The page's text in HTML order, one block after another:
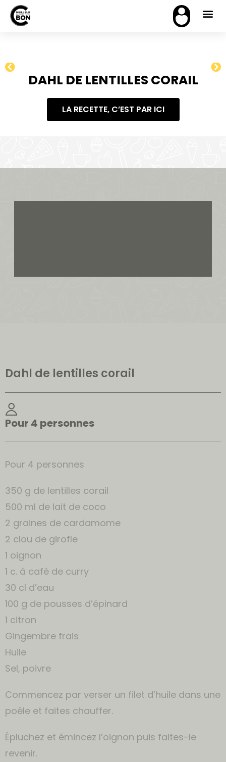
DAHL DE LENTILLES CORAIL
LA RECETTE, C’EST PAR ICI
Dahl de lentilles corail
Pour 4 personnes
Pour 4 personnes
350 g de lentilles corail
500 ml de lait de coco
2 graines de cardamome
2 clou de girofle
1 oignon
1 c. à café de curry
30 cl d’eau
100 g de pousses d’épinard
1 citron
Gingembre frais
Huile
Sel, poivre
Commencez par verser un filet d’huile dans une
poêle et faites chauffer.
Épluchez et émincez l’oignon puis faites-le
revenir.